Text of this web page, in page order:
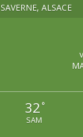
SAVERNE, ALSACE
32 °
SAM